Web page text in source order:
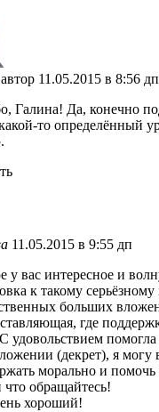
автор 11.05.2015 в 8:56 дп
Галина! Да, конечно
то определённый
11.05.2015 в 9:55 дп
у вас интересное и
к такому серьёзному
больших
где
удовольствием
(декрет), я могу
морально и
обращайтесь!
хороший!